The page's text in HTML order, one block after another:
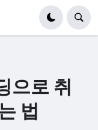
으로 취
법